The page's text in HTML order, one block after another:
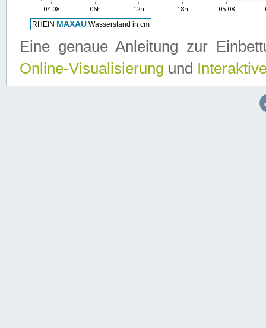
Eine genaue Anleitung zur
Online-Visualisierung und